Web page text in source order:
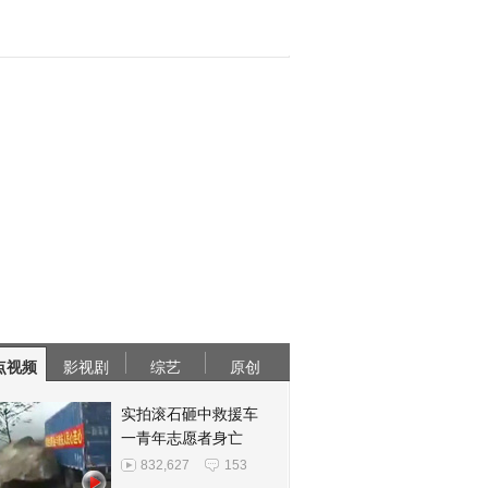
视频 影视剧 综艺 原创
实拍滚石砸中救援车
一青年志愿者身亡
832,627 153